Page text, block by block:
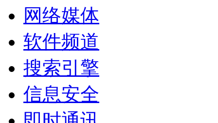
网络媒体
软件频道
搜索引擎
信息安全